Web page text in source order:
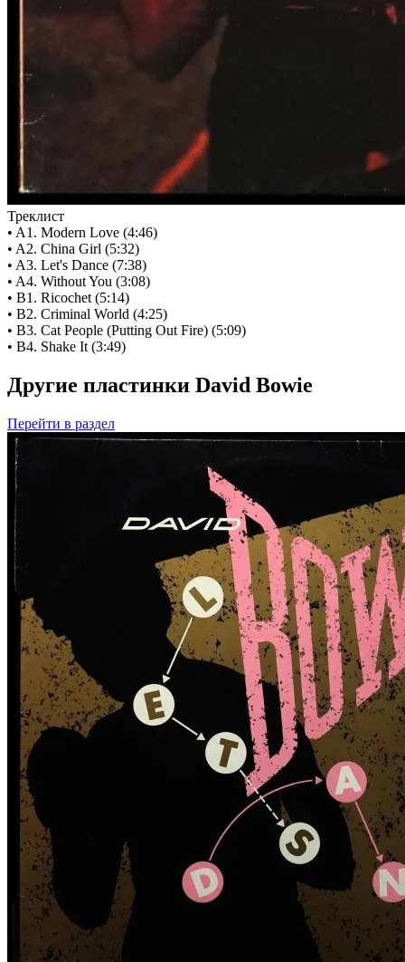
Треклист
• A1. Modern Love (4:46)
• A2. China Girl (5:32)
• A3. Let's Dance (7:38)
• A4. Without You (3:08)
• B1. Ricochet (5:14)
• B2. Criminal World (4:25)
• B3. Cat People (Putting Out Fire) (5:09)
• B4. Shake It (3:49)
Другие пластинки David Bowie
Перейти в раздел